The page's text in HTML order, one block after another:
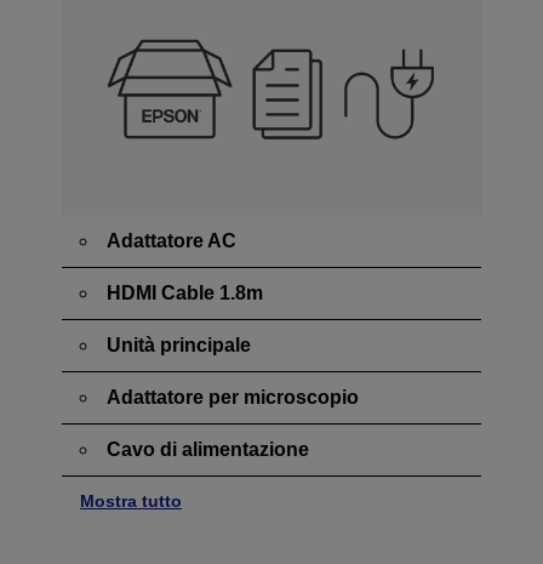
Adattatore AC
HDMI Cable 1.8m
Unità principale
Adattatore per microscopio
Cavo di alimentazione
Mostra tutto